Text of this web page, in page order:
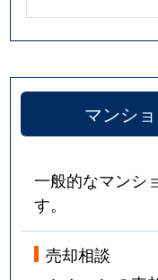
マンシ
一般的なマンシ
す。
売却相談